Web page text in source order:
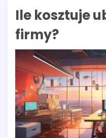
Ile kosztuje
firmy?